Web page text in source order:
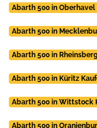
Abarth 500 in
Abarth 500 in
Abarth 500 in
Abarth 500 in Küritz
Abarth 500 in Wittstock
Abarth 500 in